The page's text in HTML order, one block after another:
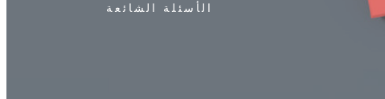
الأسئلة الشائعة